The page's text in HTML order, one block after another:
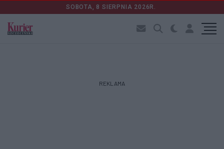
SOBOTA, 8 SIERPNIA 2026R.
REKLAMA